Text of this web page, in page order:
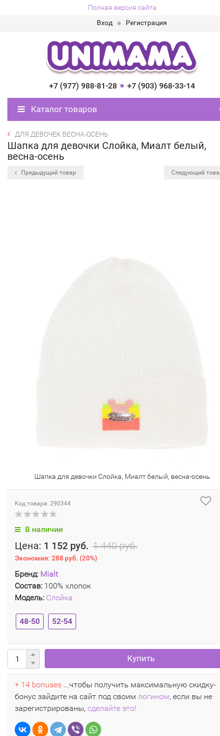
Полная версия сайта
Вход
Регистрация
+7 (977) 988-81-28 +7 (903) 968-33-14
Каталог товаров
ДЛЯ ДЕВОЧЕК ВЕСНА-ОСЕНЬ
Шапка для девочки Слойка, Миалт белый,
весна-осень
Предыдущий товар Следующий
Шапка для девочки Слойка, Миалт белый, весна-осень
Код товара: 290344
В наличии
Цена: 1 152 руб. 1 440 руб.
Экономия: 288 руб. (20%)
Бренд: Mialt
Состав: 100% хлопок
Модель: Слойка
48-50 52-54
Купить
+ 14 bonuses ...чтобы получить максимальную скидку-
бонус зайдите на сайт под своим логином, если вы не
зарегистрированы, сделайте это!